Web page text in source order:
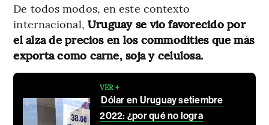
De todos modos, en este contexto
internacional, Uruguay se vio favorecido por
el alza de precios en los commodities que más
exporta como carne, soja y celulosa.
VER +
Dólar en Uruguay setiembre
2022: ¿por qué no logra